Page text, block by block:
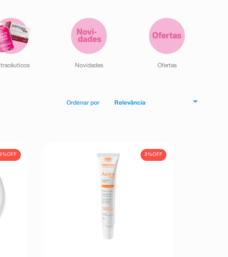
Novidades Ofertas
Relevância
OFF 3%OFF